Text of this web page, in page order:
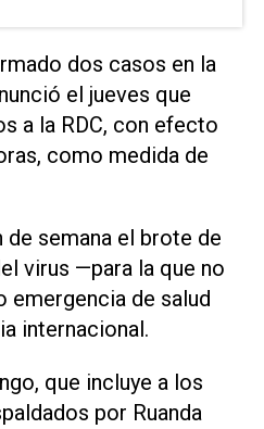
dos casos en la
el jueves que
a la RDC, con efecto
como medida de
de semana el ⁠brote de
virus —para la que no
de salud
internacional.
que incluye a los
por Ruanda